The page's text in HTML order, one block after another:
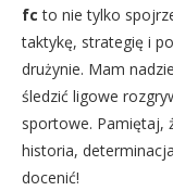
fc to nie tylko
taktykę, strategię i
drużynie. Mam
śledzić ligowe
sportowe. Pamiętaj,
historia,
docenić!